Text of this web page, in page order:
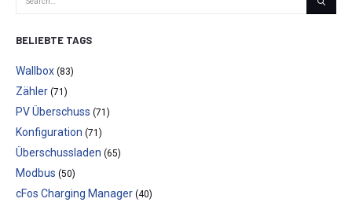
BELIEBTE TAGS
Wallbox (83)
Zähler (71)
PV Überschuss (71)
Konfiguration (71)
Überschussladen (65)
Modbus (50)
cFos Charging Manager (40)